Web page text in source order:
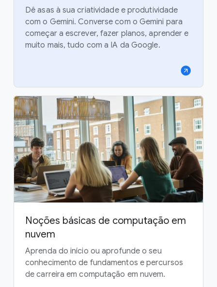
Dê asas à sua criatividade e produtividade
com o Gemini. Converse com o Gemini para
começar a escrever, fazer planos, aprender e
muito mais, tudo com a IA da Google.
Noções básicas de computação em
nuvem
Aprenda do início ou aprofunde o seu
conhecimento de fundamentos e percursos
de carreira em computação em nuvem.